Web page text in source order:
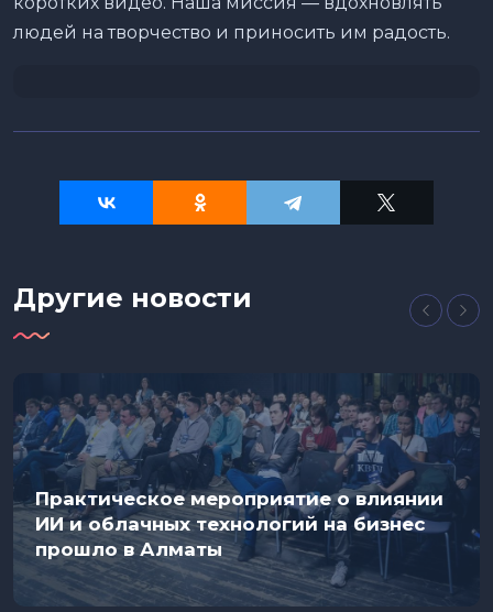
людей на творчество и приносить им радость.
Другие новости
Практическое мероприятие о влиянии
ИИ и облачных технологий на бизнес
прошло в Алматы